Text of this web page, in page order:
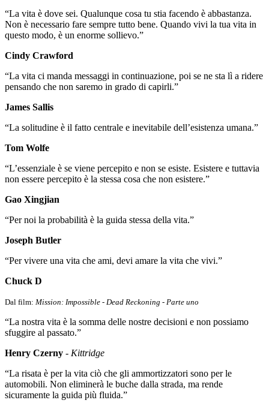
“La vita è dove sei. Qualunque cosa tu stia facendo è abbastanza.
Non è necessario fare sempre tutto bene. Quando vivi la tua vita in
questo modo, è un enorme sollievo.”
Cindy Crawford
“La vita ci manda messaggi in continuazione, poi se ne sta lì a ridere
pensando che non saremo in grado di capirli.”
James Sallis
“La solitudine è il fatto centrale e inevitabile dell’esistenza umana.”
Tom Wolfe
“L’essenziale è se viene percepito e non se esiste. Esistere e tuttavia
non essere percepito è la stessa cosa che non esistere.”
Gao Xingjian
“Per noi la probabilità è la guida stessa della vita.”
Joseph Butler
“Per vivere una vita che ami, devi amare la vita che vivi.”
Chuck D
Dal film: Mission: Impossible - Dead Reckoning - Parte uno
“La nostra vita è la somma delle nostre decisioni e non possiamo
sfuggire al passato.”
Henry Czerny - Kittridge
“La risata è per la vita ciò che gli ammortizzatori sono per le
automobili. Non eliminerà le buche dalla strada, ma rende
sicuramente la guida più fluida.”